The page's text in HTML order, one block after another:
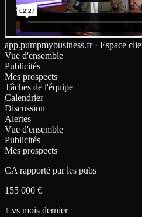
app.pumpmybusiness.fr · Espace
Vue d'ensemble
Publicités
Mes prospects
Tâches de l'équipe
Calendrier
Discussion
Alertes
Vue d'ensemble
Publicités
Mes prospects
CA rapporté par les pubs
155 000 €
↑ vs mois dernier